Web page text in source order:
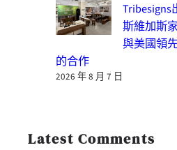
Tribesigns
斯維加斯
與美國領
的合作
2026 年 8 月 7 日
Latest Comments